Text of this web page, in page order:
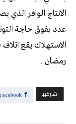
عدد يفوق حاجة
رمضان .
‫‫ شاركها‬ Facebook